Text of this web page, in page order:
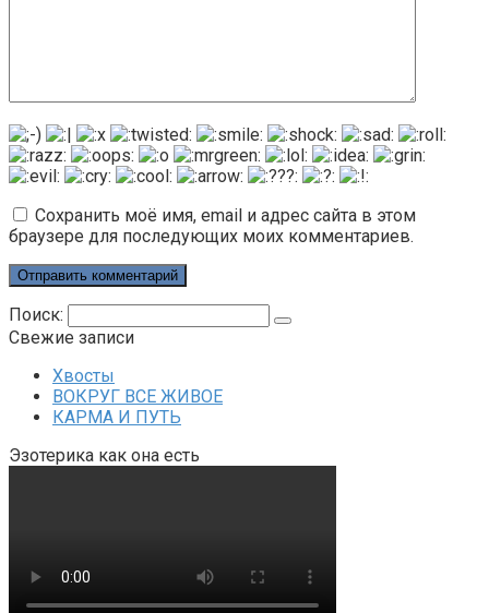
Сохранить моё имя, email и адрес сайта в этом
браузере для последующих моих комментариев.
Поиск:
Свежие записи
Хвосты
ВОКРУГ ВСЕ ЖИВОЕ
КАРМА И ПУТЬ
Эзотерика как она есть